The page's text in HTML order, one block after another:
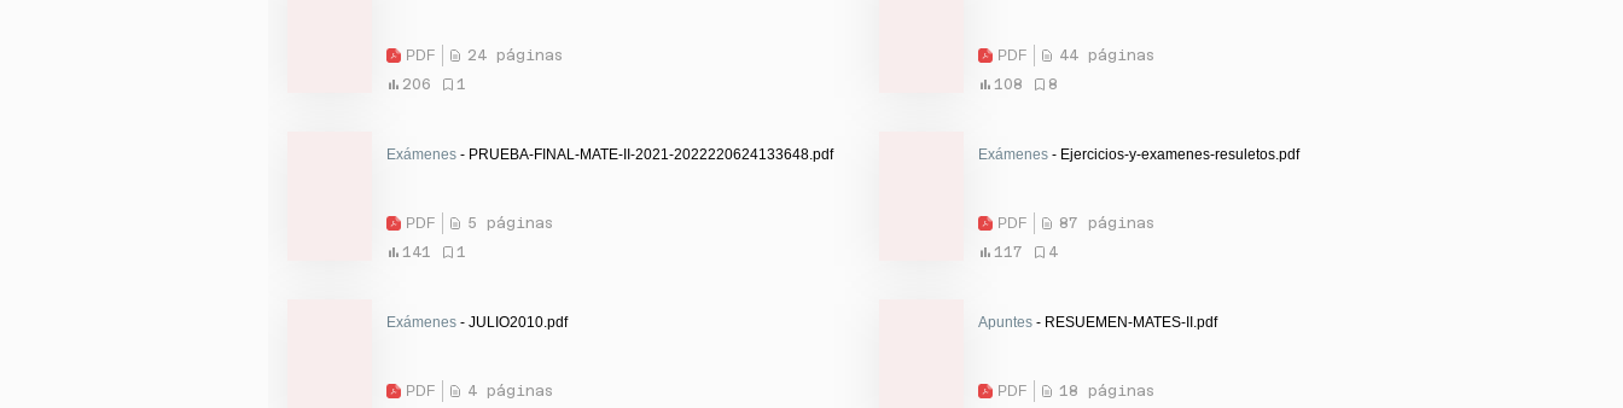
PDF
24 páginas
206
1
PDF
44 páginas
108
8
Exámenes - PRUEBA-FINAL-MATE-II-2021-2022220624133648.pdf
PDF
5 páginas
141
1
Exámenes - Ejercicios-y-examenes-resuletos.pdf
PDF
87 páginas
117
4
Exámenes - JULIO2010.pdf
PDF
4 páginas
Apuntes - RESUEMEN-MATES-II.pdf
PDF
18 páginas